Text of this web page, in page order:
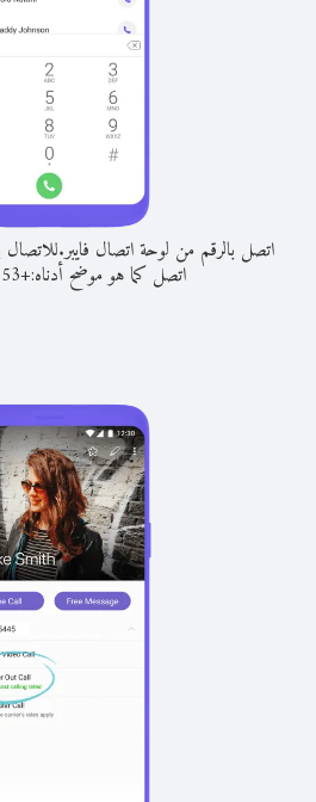
اتصل بالرقم من لوحة اتصال فايبر.
اتصل كما هو موضح أدناه:+